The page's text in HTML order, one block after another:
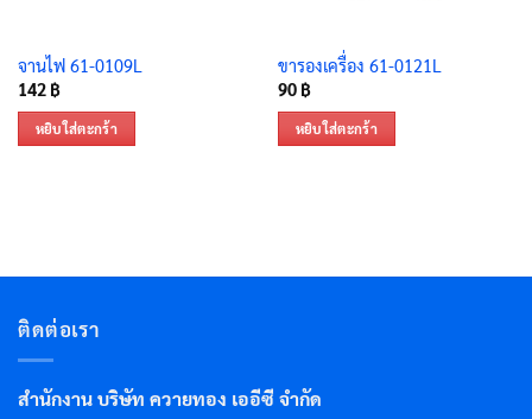
จานไฟ 61-0109L
142 ฿
หยิบใส่ตะกร้า
ขารองเครื่อง 61-0121L
90 ฿
หยิบใส่ตะกร้า
ติดต่อเรา
สำนักงาน บริษัท ควายทอง เออีซี จำกัด